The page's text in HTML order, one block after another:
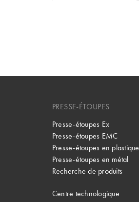
PRESSE-ÉTOUPES
Presse-étoupes Ex
Presse-étoupes EMC
Presse-étoupes en plastique
Presse-étoupes en métal
Recherche de produits
Centre technologique